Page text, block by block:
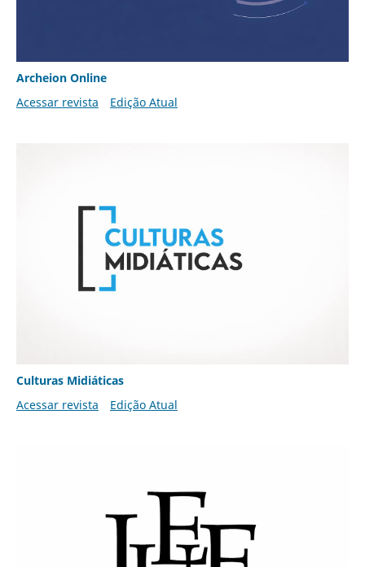
Archeion Online
Acessar revista
Edição Atual
Culturas Midiáticas
Acessar revista
Edição Atual